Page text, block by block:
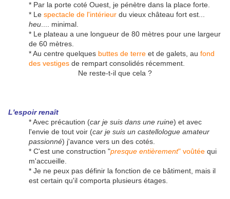
* Par la porte coté Ouest, je pénètre dans la place forte.
* Le spectacle de l'intérieur du vieux château fort est...
heu .... minimal.
* Le plateau a une longueur de 80 mètres pour une largeur
de 60 mètres.
* Au centre quelques buttes de terre et de galets, au fond
des vestiges de rempart consolidés récemment.
Ne reste-t-il que cela ?
L'espoir renaît
* Avec précaution (car je suis dans une ruine) et avec
l'envie de tout voir (car je suis un castellologue amateur
passionné) j'avance vers un des cotés.
* C'est une construction "presque entièrement" voûtée qui
m'accueille.
* Je ne peux pas définir la fonction de ce bâtiment, mais il
est certain qu'il comporta plusieurs étages.